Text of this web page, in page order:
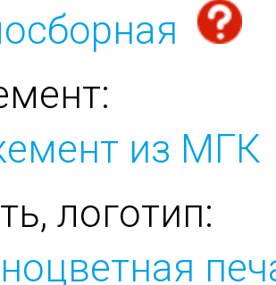
из МГК
логотип: